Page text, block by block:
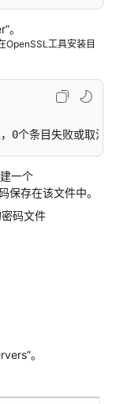
。
OpenSSL工具安装目
0个条目失败或取消
一个
保存在该文件中。
码文件
。